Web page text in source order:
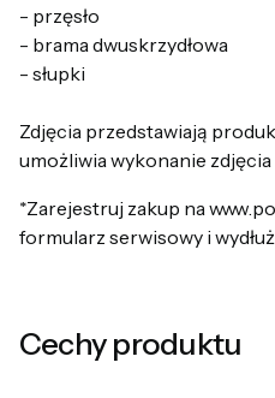
- przęsło
- brama dwuskrzydłowa
- słupki
Zdjęcia przedstawiają
umożliwia wykonanie zdjęcia
*Zarejestruj zakup na
formularz serwisowy i
Cechy produktu